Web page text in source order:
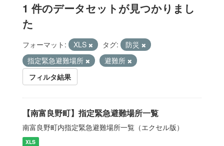
1 件のデータセットが見つかりまし
た
フォーマット: XLS タグ:
防災
指定緊急避難場所
避難所
フィルタ結果
【南富良野町】指定緊急避難場所一覧
南富良野町内指定緊急避難場所一覧（エクセル版）
XLS